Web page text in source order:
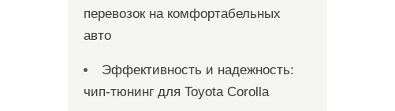
перевозок на комфортабельных
авто
Эффективность и надежность:
чип-тюнинг для Toyota Corolla